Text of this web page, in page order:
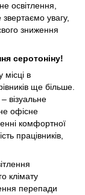
освітлення,
увагу,
зниження
серотоніну!
місці в
ще більше.
візуальне
офісне
комфортної
працівників,
клімату
перепади